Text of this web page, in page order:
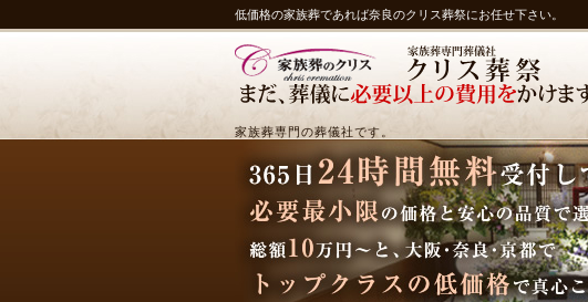
低価格の家族葬であれば奈良のクリス葬祭にお任せ下さい。
家族葬専門の葬儀社です。